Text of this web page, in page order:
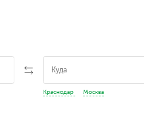
Краснодар Москва